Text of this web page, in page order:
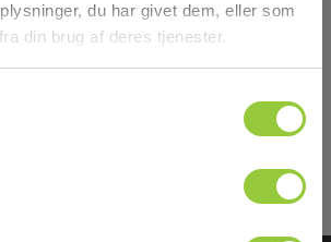
du har givet dem, eller som
din brug af deres tjenester.
News!
og få vores fantastiske tilbud i
. Du kan fremelde dig
via et link i nyhedsmailen.